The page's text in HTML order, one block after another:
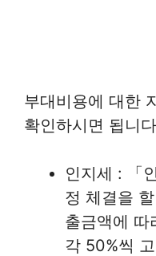
부대비용에 대한
확인하시면 됩니
인지세 : 「
정 체결을
출금액에 따
각 50%씩